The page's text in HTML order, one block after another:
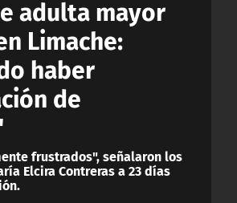
adulta mayor
Limache:
haber
de
frustrados", señalaron los
Elcira Contreras a 23 días